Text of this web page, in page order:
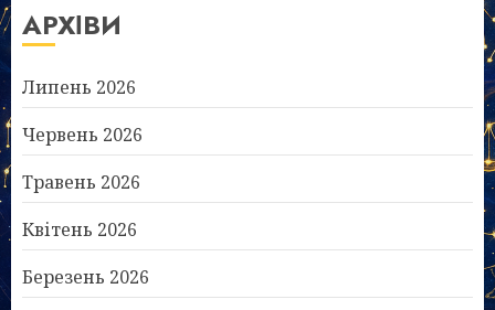
АРХІВИ
Липень 2026
Червень 2026
Травень 2026
Квітень 2026
Березень 2026